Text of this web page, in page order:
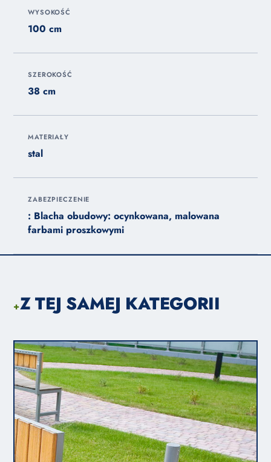
WYSOKOŚĆ
100 cm
SZEROKOŚĆ
38 cm
MATERIAŁY
stal
ZABEZPIECZENIE
: Blacha obudowy: ocynkowana, malowana
farbami proszkowymi
+Z TEJ SAMEJ KATEGORII